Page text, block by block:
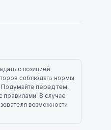
с позицией
соблюдать нормы
Подумайте перед тем,
правилами! В случае
возможности